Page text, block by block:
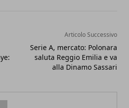
Articolo Successivo
Serie A, mercato: Polonara
saluta Reggio Emilia e va
alla Dinamo Sassari